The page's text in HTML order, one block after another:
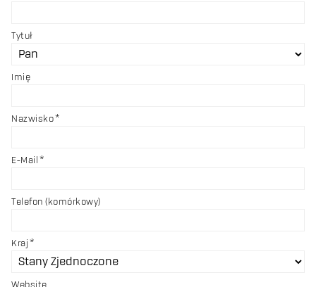
Tytuł
Imię
Nazwisko
E-Mail
Telefon (komórkowy)
Kraj
Website